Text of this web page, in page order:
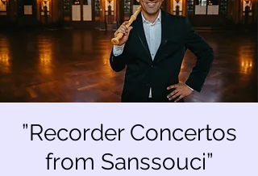
”Recorder Concertos
from Sanssouci”